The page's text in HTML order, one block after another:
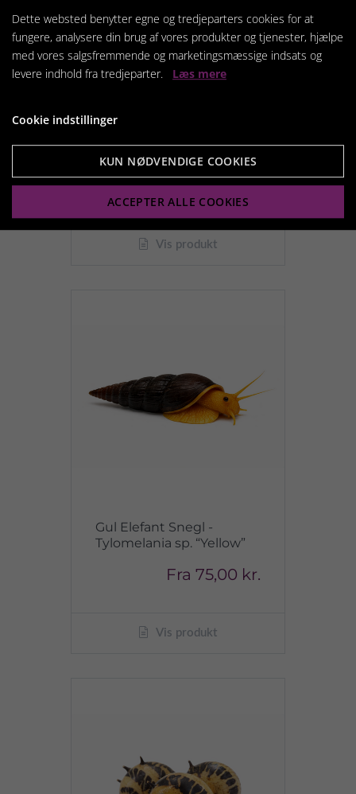
Neocaridina davidi
Fra55,00 kr.
Vis produkt
Gul Elefant Snegl -
Tylomelania sp. “Yellow”
Fra 75,00 kr.
Vis produkt
Dette websted benytter egne og tredjeparters cookies for at
fungere, analysere din brug af vores produkter og tjenester, hjælpe
med vores salgsfremmende og marketingsmæssige indsats og
levere indhold fra tredjeparter. Læs mere
Cookie indstillinger
KUN NØDVENDIGE COOKIES
ACCEPTER ALLE COOKIES